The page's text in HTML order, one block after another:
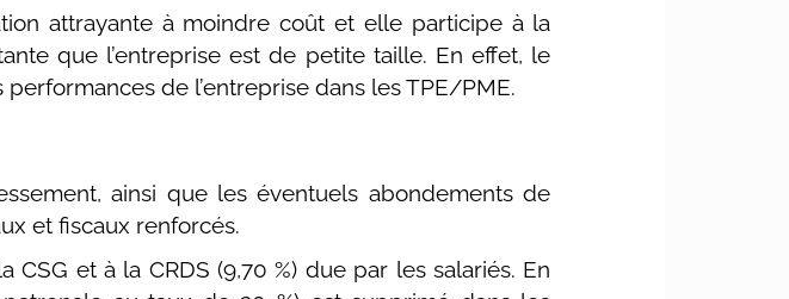
attrayante à moindre coût et elle participe à la
que l’entreprise est de petite taille. En effet, le
de l’entreprise dans les TPE/PME.
ainsi que les éventuels abondements de
et fiscaux renforcés.
et à la CRDS (9,70 %) due par les salariés. En